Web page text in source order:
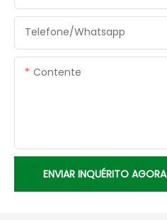
Telefone/whatsapp
Contente
ENVIAR INQUÉRITO AGORA